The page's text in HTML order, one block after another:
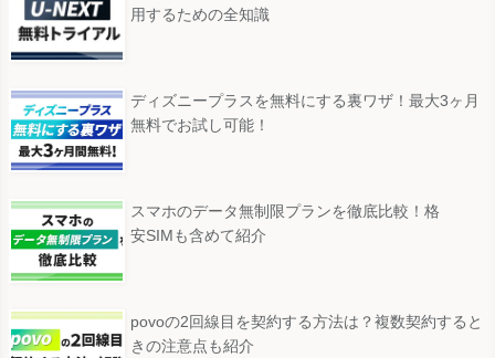
用するための全知識
ディズニープラスを無料にする裏ワザ！最大3ヶ月
無料でお試し可能！
スマホのデータ無制限プランを徹底比較！格
安SIMも含めて紹介
povoの2回線目を契約する方法は？複数契約すると
きの注意点も紹介